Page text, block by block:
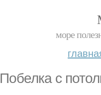
море
Побелка с